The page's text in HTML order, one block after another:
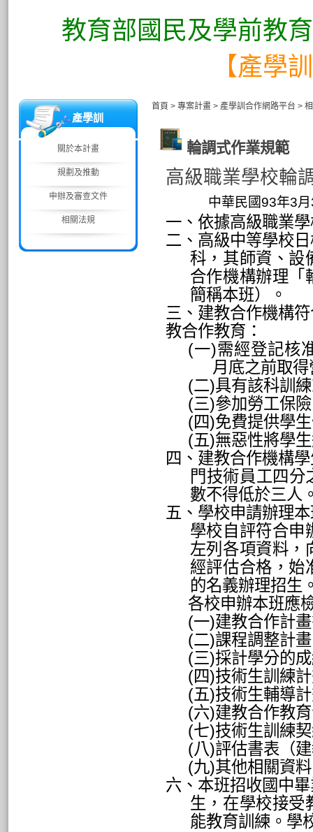
教育部國民及學前教
【產學
產學訓
關於本計畫
規劃及推動
申辦及審查文件
相關法規
首頁 > 專案計畫 > 產學訓合作網路平台 >
輪調式作業規範
高級職業學校輪
中華民國 93年3月
一、依據高級職業
二、高級中等學校
科，其師資、設
合作機構辦理「
簡稱本班）。
三、建教合作機構
教合作教育：
(一)需經登記核
月底之前取
(二)具有該科訓
(三)參加勞工保
(四)免費提供學
(五)無惡性將學
四、建教合作機構
門技術員工四分
數不得低於三人
五、學校申請辦理
學校自評符合申
左列各項資料，
經評估合格，始
的名義辦理招生
各校申辦本班應
(一)建教合作計
(二)課程調整計
(三)採計學分的
(四)技術生訓練
(五)技術生輔導
(六)建教合作教
(七)技術生訓練
(八)評估書表（
(九)其他相關資
六、本班招收國中
生，在學校接受
能教育訓練。學